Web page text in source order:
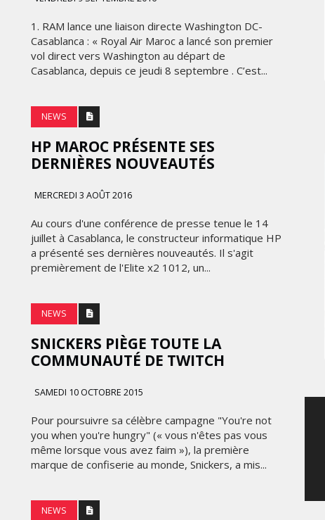
1. RAM lance une liaison directe Washington DC-
Casablanca : « Royal Air Maroc a lancé son premier
vol direct vers Washington au départ de
Casablanca, depuis ce jeudi 8 septembre . C’est...
NEWS
HP MAROC PRÉSENTE SES
DERNIÈRES NOUVEAUTÉS
MERCREDI 3 AOÛT 2016
Au cours d'une conférence de presse tenue le 14
juillet à Casablanca, le constructeur informatique HP
a présenté ses dernières nouveautés. Il s'agit
premièrement de l'Elite x2 1012, un...
NEWS
SNICKERS PIÈGE TOUTE LA
COMMUNAUTÉ DE TWITCH
SAMEDI 10 OCTOBRE 2015
Pour poursuivre sa célèbre campagne "You're not
you when you're hungry" (« vous n'êtes pas vous
même lorsque vous avez faim »), la première
marque de confiserie au monde, Snickers, a mis...
NEWS
FRONTIÈRES DE
L’INNOVATION AFRICAINE
LUNDI 6 AVRIL 2026
MARKETING
EMIRATES CÉLÈBRE L’IDENTITÉ
DES ÉMIRATS AVEC UNE LIVRÉE
EMBLÉMATIQUES